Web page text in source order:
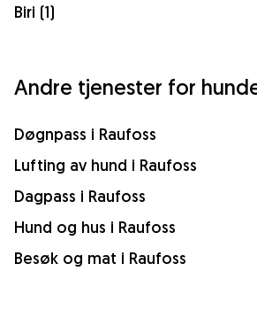
Biri (1)
Andre tjenester for
Døgnpass i Raufoss
Lufting av hund i Raufoss
Dagpass i Raufoss
Hund og hus i Raufoss
Besøk og mat i Raufoss